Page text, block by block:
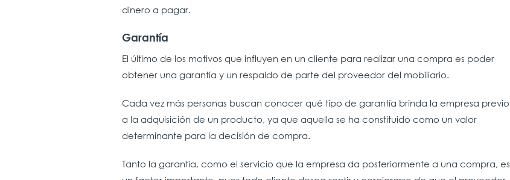
dinero a pagar.
Garantía
El último de los motivos que influyen en un cliente para realizar una compra es poder
obtener una garantía y un respaldo de parte del proveedor del mobiliario.
Cada vez más personas buscan conocer qué tipo de garantía brinda la empresa previo
a la adquisición de un producto, ya que aquella se ha constituido como un valor
determinante para la decisión de compra.
Tanto la garantía, como el servicio que la empresa da posteriormente a una compra, es